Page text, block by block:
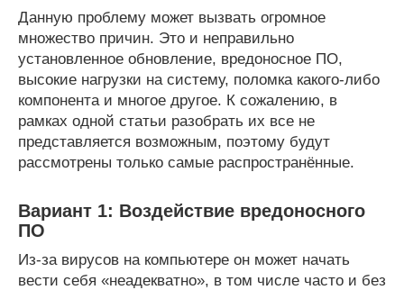
Данную проблему может вызвать огромное
множество причин. Это и неправильно
установленное обновление, вредоносное ПО,
высокие нагрузки на систему, поломка какого-либо
компонента и многое другое. К сожалению, в
рамках одной статьи разобрать их все не
представляется возможным, поэтому будут
рассмотрены только самые распространённые.
Вариант 1: Воздействие вредоносного
ПО
Из-за вирусов на компьютере он может начать
вести себя «неадекватно», в том числе часто и без